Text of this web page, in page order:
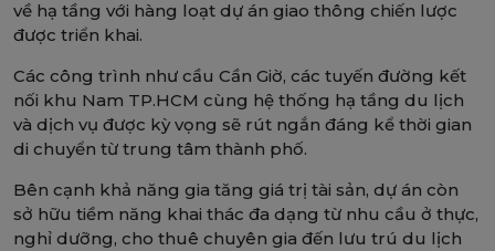
về hạ tầng với hàng loạt dự án giao thông chiến lược
được triển khai.
Các công trình như cầu Cần Giờ, các tuyến đường kết
nối khu Nam TP.HCM cùng hệ thống hạ tầng du lịch
và dịch vụ được kỳ vọng sẽ rút ngắn đáng kể thời gian
di chuyển từ trung tâm thành phố.
Bên cạnh khả năng gia tăng giá trị tài sản, dự án còn
sở hữu tiềm năng khai thác đa dạng từ nhu cầu ở thực,
nghỉ dưỡng, cho thuê chuyên gia đến lưu trú du lịch